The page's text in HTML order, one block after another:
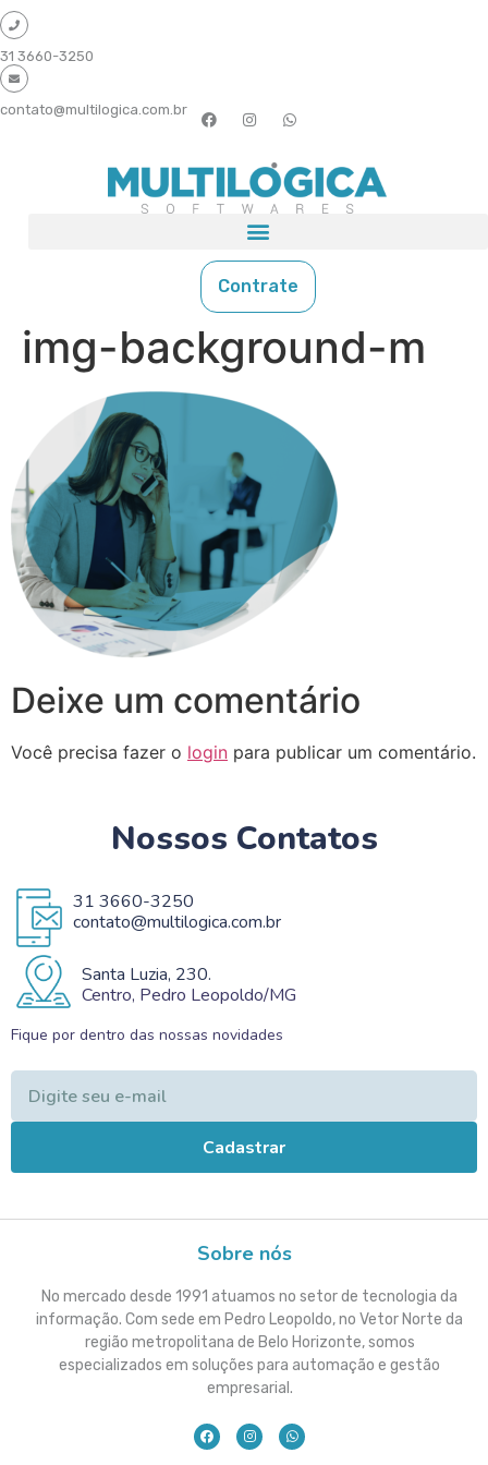
31 3660-3250
contato@multilogica.com.br
Contrate
img-background-m
Deixe um comentário
Você precisa fazer o login para publicar um comentário.
Nossos Contatos
31 3660-3250
contato@multilogica.com.br
Santa Luzia, 230.
Centro, Pedro Leopoldo/MG
Fique por dentro das nossas novidades
Cadastrar
Sobre nós
No mercado desde 1991 atuamos no setor de tecnologia da
informação. Com sede em Pedro Leopoldo, no Vetor Norte da
região metropolitana de Belo Horizonte, somos
especializados em soluções para automação e gestão
empresarial.